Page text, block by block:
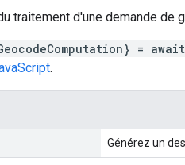
traitement d'une demande de
=
.
Générez un